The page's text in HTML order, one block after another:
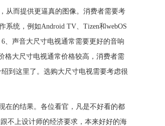
从而提供更逼真的图像。消费者需要考
统，例如Android TV、Tizen和webOS
、声音大尺寸电视通常需要更好的音响
格大尺寸电视通常价格较高，消费者需
到这里了。选购大尺寸电视需要考虑很
在的结果。各位看官，凡是不好看的都
设计师的经济要求，本来好好的海